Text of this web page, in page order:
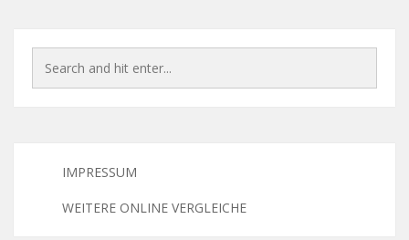
IMPRESSUM
WEITERE ONLINE VERGLEICHE